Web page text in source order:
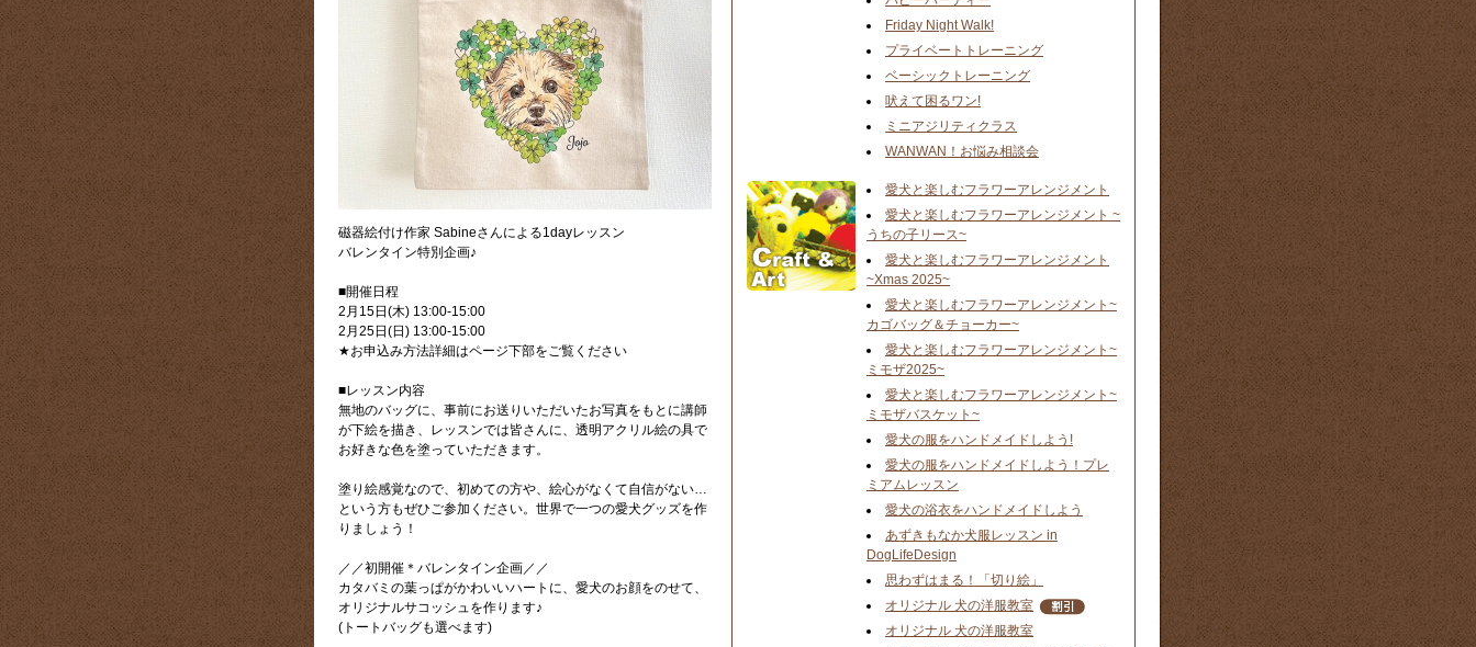
磁器絵付け作家 Sabineさんによる1dayレッスン
バレンタイン特別企画♪
■開催日程
2月15日(木) 13:00-15:00
2月25日(日) 13:00-15:00
★お申込み方法詳細はページ下部をご覧ください
■レッスン内容
無地のバッグに、事前にお送りいただいたお写真をもとに講師
が下絵を描き、レッスンでは皆さんに、透明アクリル絵の具で
お好きな色を塗っていただきます。
塗り絵感覚なので、初めての方や、絵心がなくて自信がない…
という方もぜひご参加ください。世界で一つの愛犬グッズを作
りましょう！
／／初開催＊バレンタイン企画／／
カタバミの葉っぱがかわいいハートに、愛犬のお顔をのせて、
オリジナルサコッシュを作ります♪
(トートバッグも選べます)
Friday Night Walk!
プライベートトレーニング
ベーシックトレーニング
吠えて困るワン!
ミニアジリティクラス
WANWAN！お悩み相談会
愛犬と楽しむフラワーアレンジメント
愛犬と楽しむフラワーアレンジメント ~
うちの子リース~
愛犬と楽しむフラワーアレンジメント
~Xmas 2025~
愛犬と楽しむフラワーアレンジメント~
カゴバッグ＆チョーカー~
愛犬と楽しむフラワーアレンジメント~
ミモザ2025~
愛犬と楽しむフラワーアレンジメント~
ミモザバスケット~
愛犬の服をハンドメイドしよう!
愛犬の服をハンドメイドしよう！プレ
ミアムレッスン
愛犬の浴衣をハンドメイドしよう
あずきもなか犬服レッスン in
DogLifeDesign
思わずはまる！「切り絵」
オリジナル 犬の洋服教室
オリジナル 犬の洋服教室